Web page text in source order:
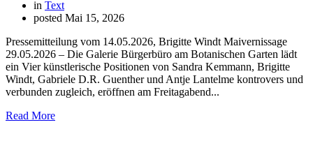
in Text
posted Mai 15, 2026
Pressemitteilung vom 14.05.2026, Brigitte Windt Maivernissage
29.05.2026 – Die Galerie Bürgerbüro am Botanischen Garten lädt
ein Vier künstlerische Positionen von Sandra Kemmann, Brigitte
Windt, Gabriele D.R. Guenther und Antje Lantelme kontrovers und
verbunden zugleich, eröffnen am Freitagabend...
Read More